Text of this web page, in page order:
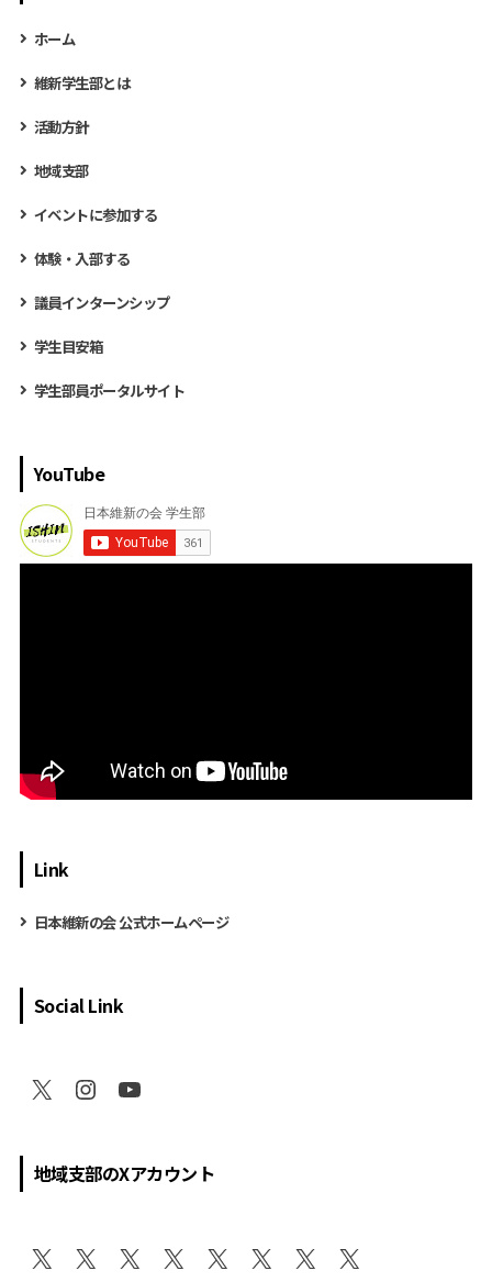
ホーム
維新学生部とは
活動方針
地域支部
イベントに参加する
体験・入部する
議員インターンシップ
学生目安箱
学生部員ポータルサイト
YouTube
Link
日本維新の会 公式ホームページ
Social Link
地域支部のXアカウント